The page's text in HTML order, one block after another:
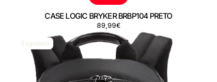
CASE LOGIC BRYKER BRBP104 PRETO
Preço
89,99€
LOGIC
BRYKER
BRBP106
Esgotado